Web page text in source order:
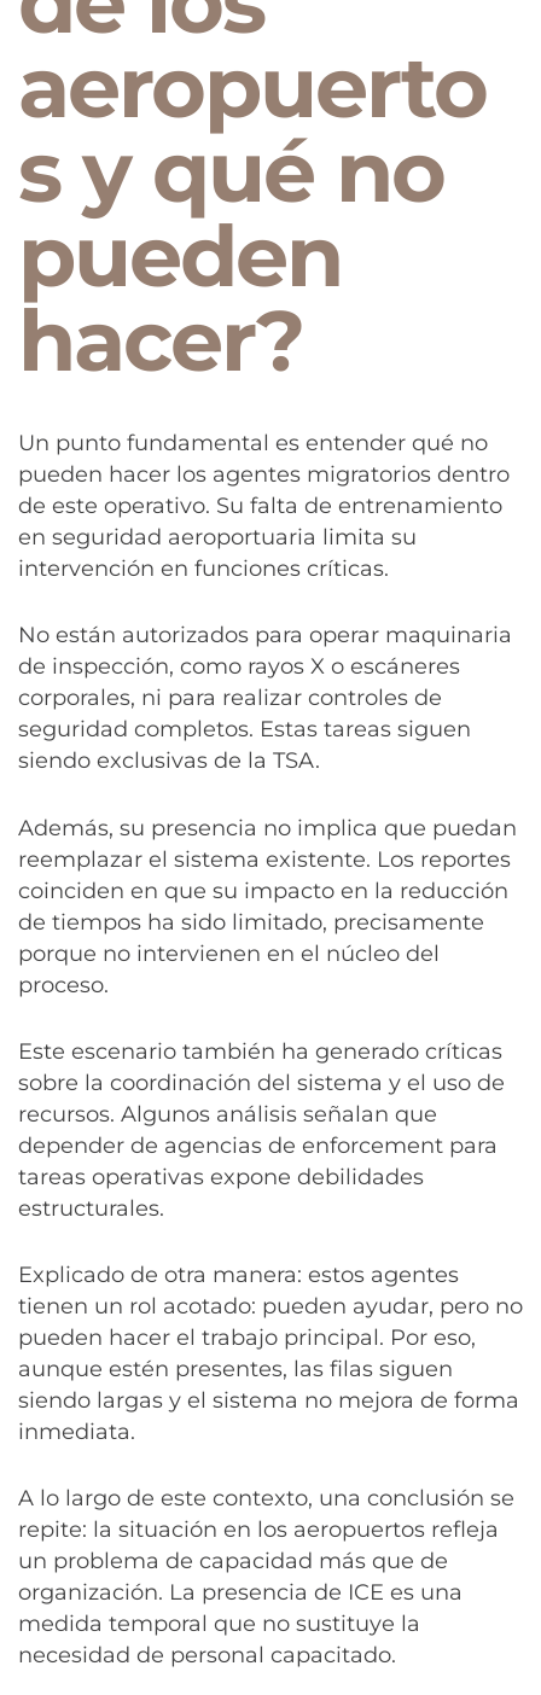
aeropuerto
s y qué no
pueden
hacer?
Un punto fundamental es entender qué no
pueden hacer los agentes migratorios dentro
de este operativo. Su falta de entrenamiento
en seguridad aeroportuaria limita su
intervención en funciones críticas.
No están autorizados para operar maquinaria
de inspección, como rayos X o escáneres
corporales, ni para realizar controles de
seguridad completos. Estas tareas siguen
siendo exclusivas de la TSA.
Además, su presencia no implica que puedan
reemplazar el sistema existente. Los reportes
coinciden en que su impacto en la reducción
de tiempos ha sido limitado, precisamente
porque no intervienen en el núcleo del
proceso.
Este escenario también ha generado críticas
sobre la coordinación del sistema y el uso de
recursos. Algunos análisis señalan que
depender de agencias de enforcement para
tareas operativas expone debilidades
estructurales.
Explicado de otra manera: estos agentes
tienen un rol acotado: pueden ayudar, pero no
pueden hacer el trabajo principal. Por eso,
aunque estén presentes, las filas siguen
siendo largas y el sistema no mejora de forma
inmediata.
A lo largo de este contexto, una conclusión se
repite: la situación en los aeropuertos refleja
un problema de capacidad más que de
organización. La presencia de ICE es una
medida temporal que no sustituye la
necesidad de personal capacitado.